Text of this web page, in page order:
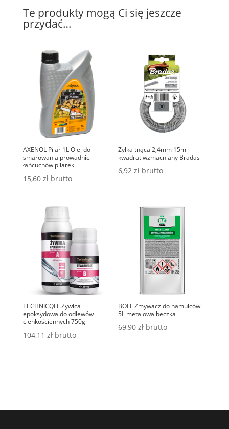
Te produkty mogą Ci się jeszcze
przydać…
AXENOL Pilar 1L Olej do
smarowania prowadnic
łańcuchów pilarek
15,60 zł brutto
Żyłka tnąca 2,4mm 15m
kwadrat wzmacniany Bradas
6,92zł brutto
TECHNICQLL Żywica
epoksydowa do odlewów
cienkościennych 750g
104,11 zł brutto
BOLL Zmywacz do hamulców
5L metalowa beczka
69,90zł brutto